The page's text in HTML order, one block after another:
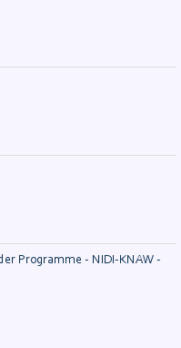
Programme - NIDI-KNAW -